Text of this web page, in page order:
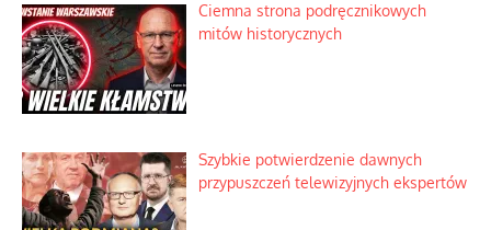
Ciemna strona podręcznikowych
mitów historycznych
Szybkie potwierdzenie dawnych
przypuszczeń telewizyjnych ekspertów